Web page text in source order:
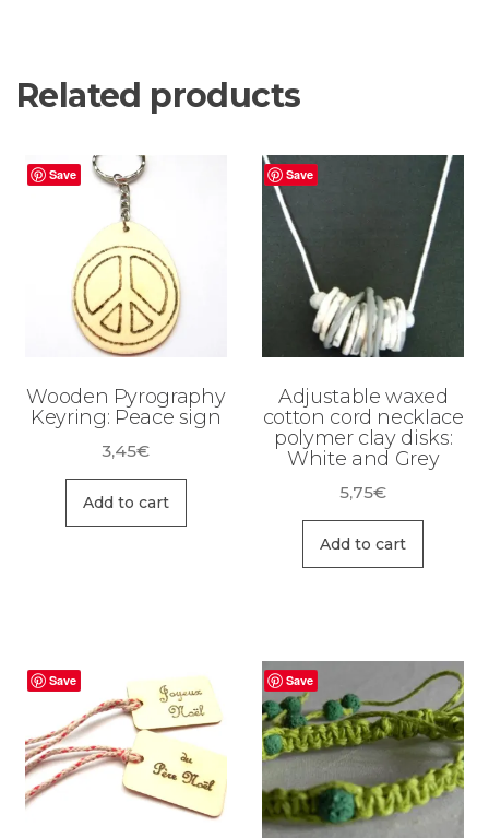
Related products
Save
Wooden Pyrography
Keyring: Peace sign
3,45€
Add to cart
Save
Adjustable waxed
cotton cord necklace
polymer clay disks:
White and Grey
5,75€
Add to cart
Save Save